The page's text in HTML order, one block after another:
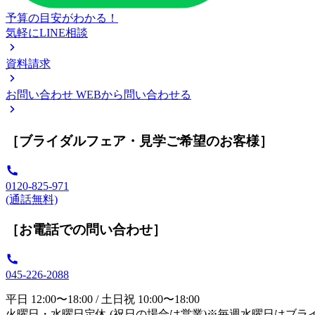
予算の目安がわかる！
気軽にLINE相談
資料請求
お問い合わせ WEBから問い合わせる
［ブライダルフェア・見学ご希望のお客様］
0120-825-971
(通話無料)
［お電話での問い合わせ］
045-226-2088
平日 12:00〜18:00 / 土日祝 10:00〜18:00